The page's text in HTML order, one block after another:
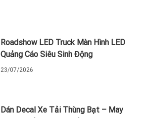
Roadshow LED Truck Màn Hình LED
Quảng Cáo Siêu Sinh Động
23/07/2026
Dán Decal Xe Tải Thùng Bạt – May